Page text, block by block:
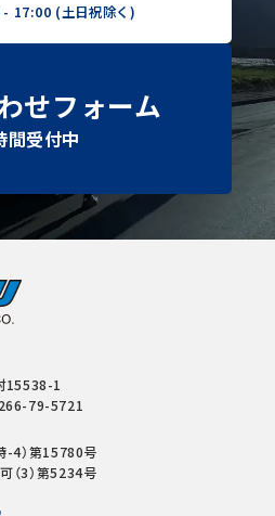
17:00 (土日祝除く)
せフォーム
間受付中
15538-1
79-5721
-4）第15780号
（3）第5234号